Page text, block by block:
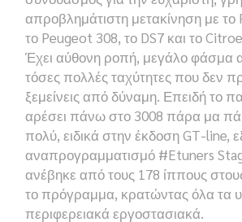
απροβλημάτιστη μετακίνηση με το
το Peugeot 308,το DS7 και το
Έχει αύθονη ροπή, μεγάλο φάσμα
τόσες πολλές ταχύτητες που δεν
ξεμείνεις από δύναμη. Επειδή το
αρέσει πάνω στο 3008 πάρα μα
πολύ, ειδικά στην έκδοσηGT-line,
αναπρογραμματισμό #Etuners
ανέβηκε από τους 178 ίππους
το πρόγραμμα, κρατώντας όλα τα
περιφερειακά εργοστασιακά.